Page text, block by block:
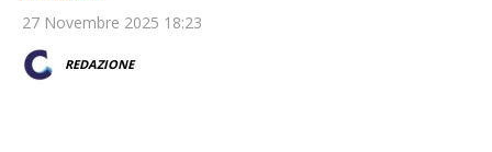
27 Novembre 2025 18:23
REDAZIONE